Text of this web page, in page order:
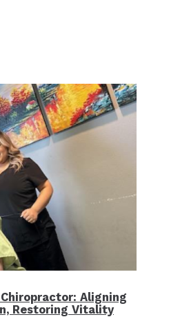
Chiropractor: Aligning
Restoring Vitality